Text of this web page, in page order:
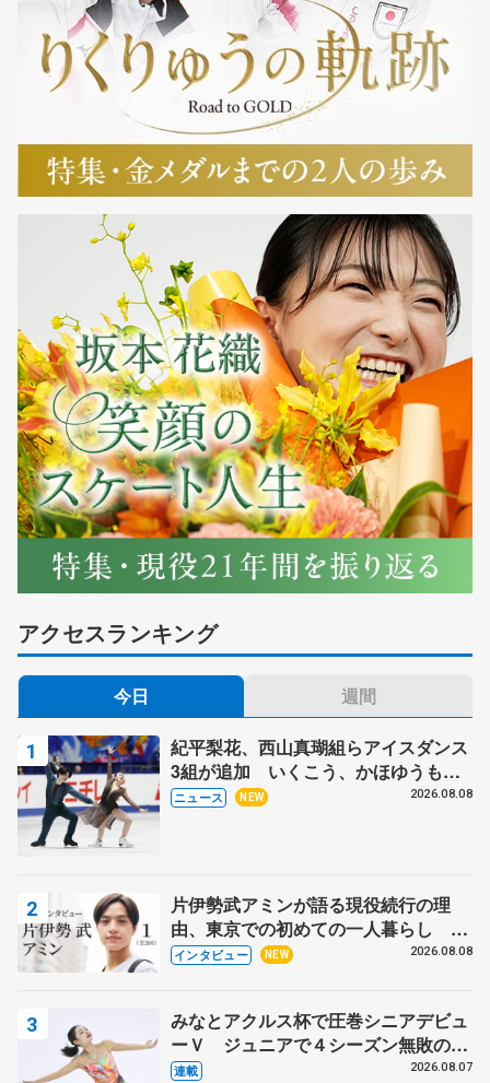
アクセスランキング
今日 週間
紀平梨花、西山真瑚組らアイスダンス
3組が追加 いくこう、かほゆうも、
木下グループ杯
ニュース NEW 2026.08.08
片伊勢武アミンが語る現役続行の理
由、東京での初めての一人暮らし 注
目スケーターの「今」に迫る
インタビュー NEW 2026.08.08
みなとアクルス杯で圧巻シニアデビュ
ーＶ ジュニアで４シーズン無敗の島
田麻央
連載 2026.08.07